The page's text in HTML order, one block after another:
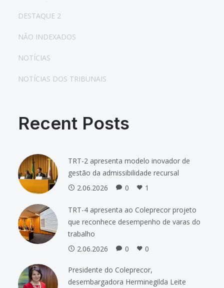
DESTAQUE 2
NÃO INDEXADOS
NOTÍCIAS
NOTÍCIAS DOS TRIBUNAIS
Recent Posts
TRT-2 apresenta modelo inovador de
gestão da admissibilidade recursal
2.06.2026
0 1
TRT-4 apresenta ao Coleprecor projeto
que reconhece desempenho de varas do
trabalho
2.06.2026
0 0
Presidente do Coleprecor,
desembargadora Herminegilda Leite